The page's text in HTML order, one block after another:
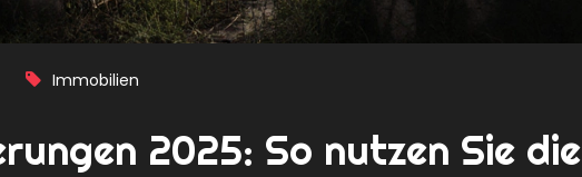
Immobilien
2025: So nutzen Sie die